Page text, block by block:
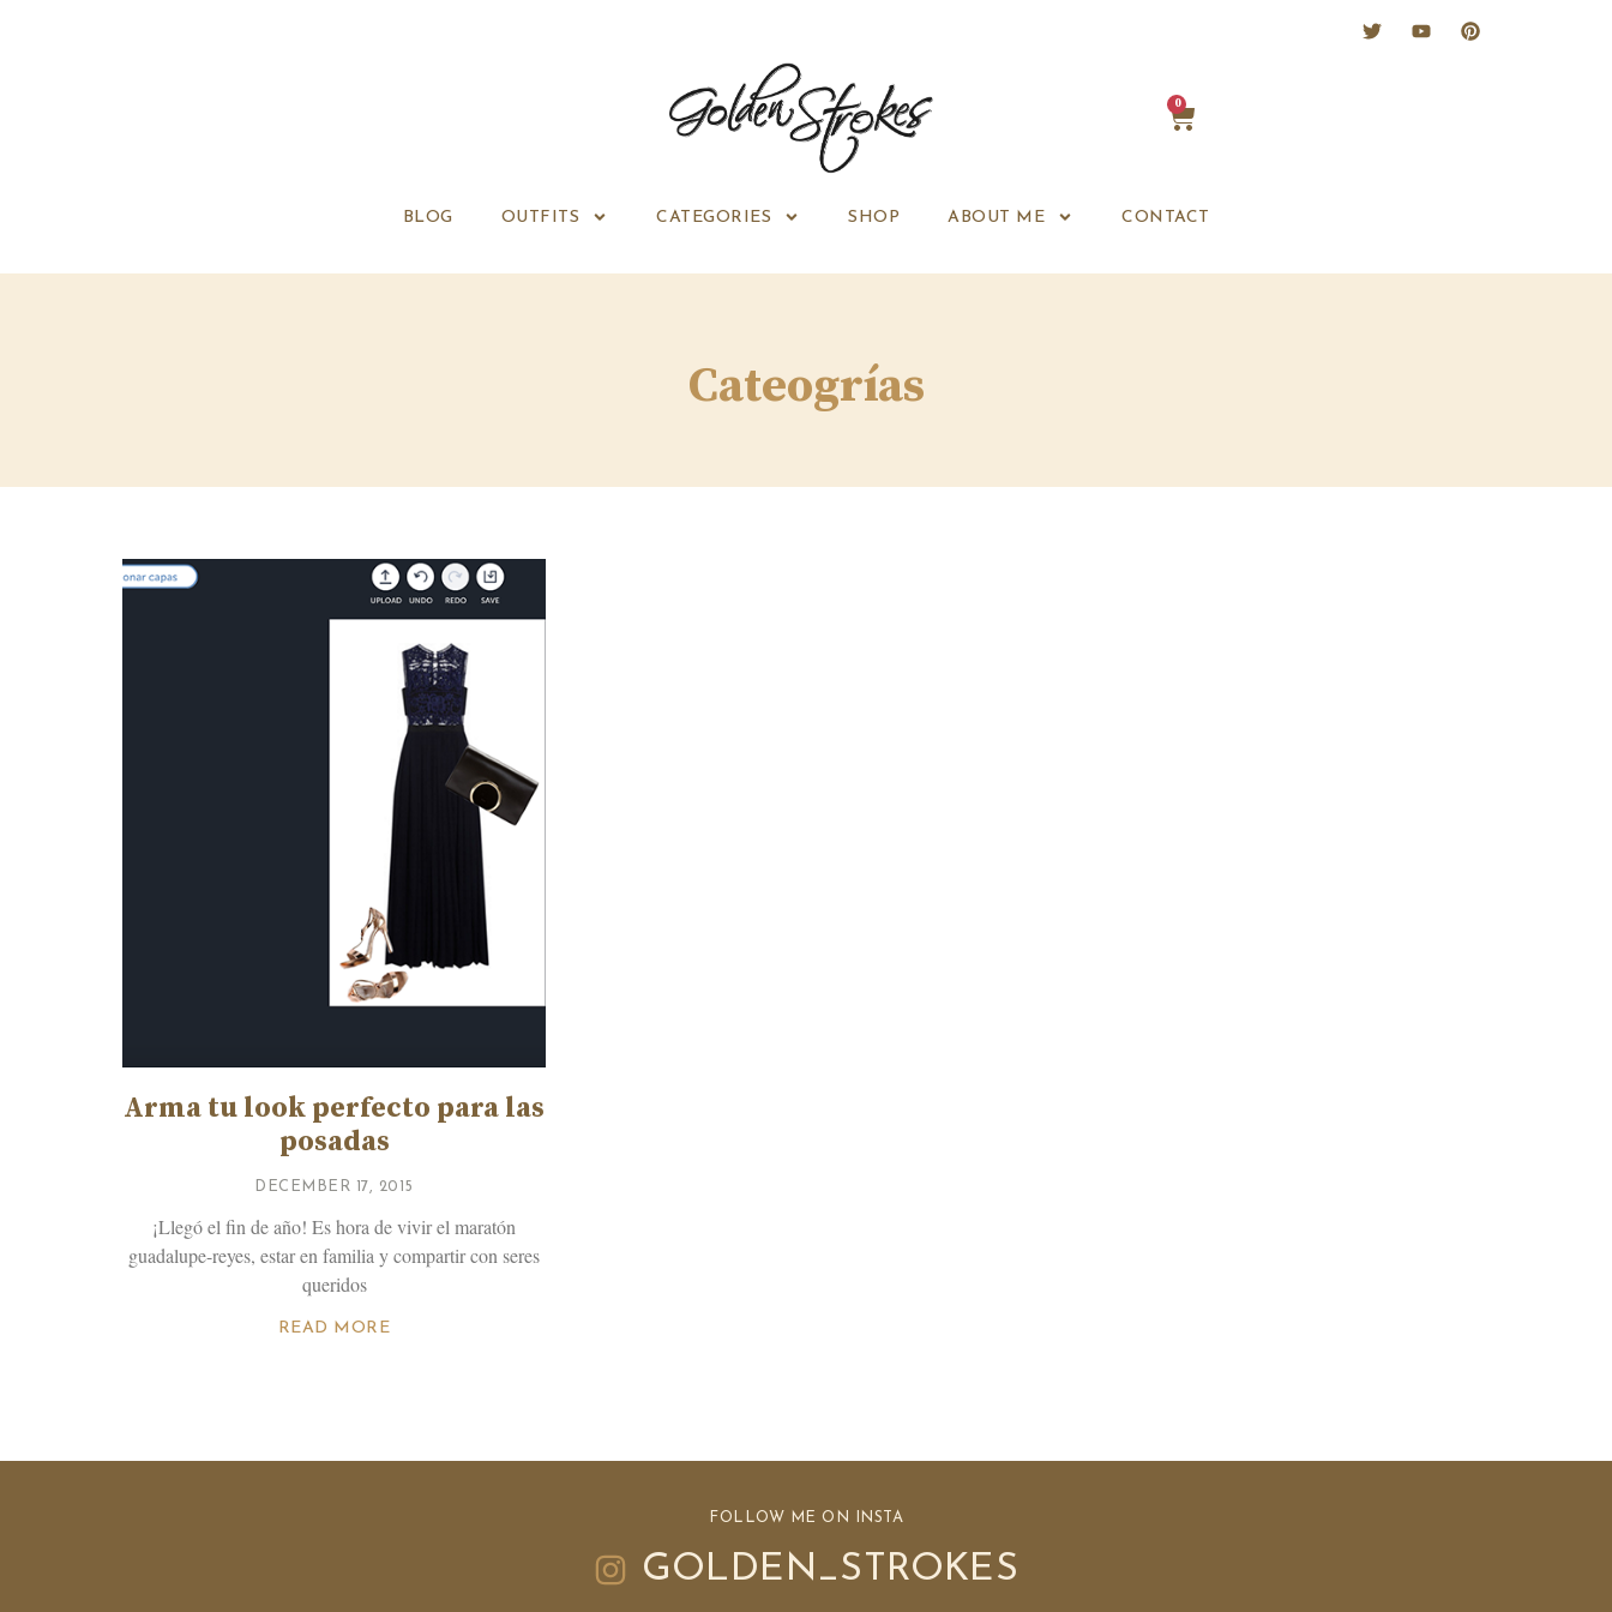
0
BLOG OUTFITS CATEGORIES SHOP ABOUT ME CONTACT
Cateogrías
Arma tu look perfecto para las
posadas
DECEMBER 17, 2015
¡Llegó el fin de año! Es hora de vivir el maratón
guadalupe-reyes, estar en familia y compartir con seres
queridos
READ MORE
FOLLOW ME ON INSTA
GOLDEN_STROKES